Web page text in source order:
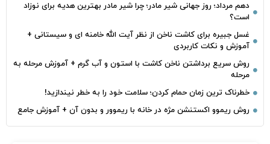
دهم مرداد؛ روز جهانی شیر مادر؛ چرا شیر مادر بهترین هدیه برای نوزاد
است؟
غسل جبیره برای کاشت ناخن از نظر آیت الله خامنه ای و سیستانی +
آموزش و نکات کاربردی
روش سریع برداشتن ناخن کاشت با استون و آب گرم + آموزش مرحله به
مرحله
خطرناک‌ ترین زمان‌ حمام کردن؛ سلامت خود را به خطر نیندازید!
روش ریموو اکستنشن مژه در خانه با ریموور و بدون آن + آموزش جامع